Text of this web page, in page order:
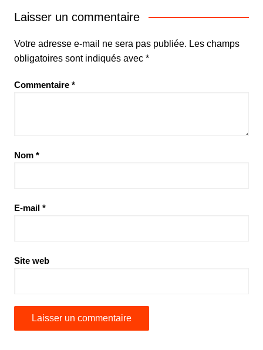
Laisser un commentaire
Votre adresse e-mail ne sera pas publiée. Les champs
obligatoires sont indiqués avec *
Commentaire *
Nom *
E-mail *
Site web